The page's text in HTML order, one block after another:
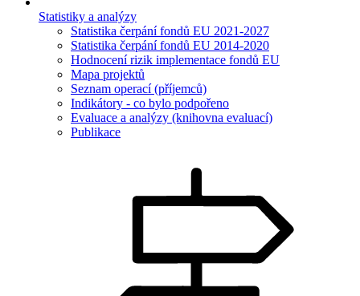
Statistiky a analýzy
Statistika čerpání fondů EU 2021-2027
Statistika čerpání fondů EU 2014-2020
Hodnocení rizik implementace fondů EU
Mapa projektů
Seznam operací (příjemců)
Indikátory - co bylo podpořeno
Evaluace a analýzy (knihovna evaluací)
Publikace